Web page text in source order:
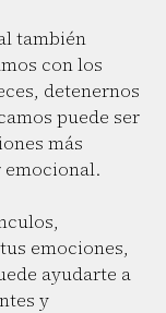
también
con los
detenernos
puede ser
más
emocional.
emociones,
ayudarte a
y